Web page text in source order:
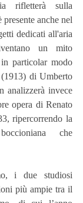
rifletterà sulla
anche nel
dedicati all'aria
un mito
particolar modo
di Umberto
analizzerà invece
opera di Renato
ripercorrendo la
che
i due studiosi
più ampie tra il